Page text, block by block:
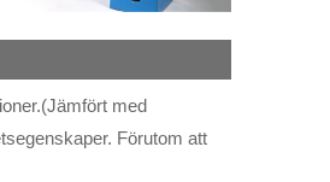
med
Förutom att